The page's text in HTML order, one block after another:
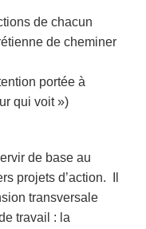
de chacun
de cheminer
portée à
qui voit »)
de base au
projets d’action. Il
transversale
travail : la